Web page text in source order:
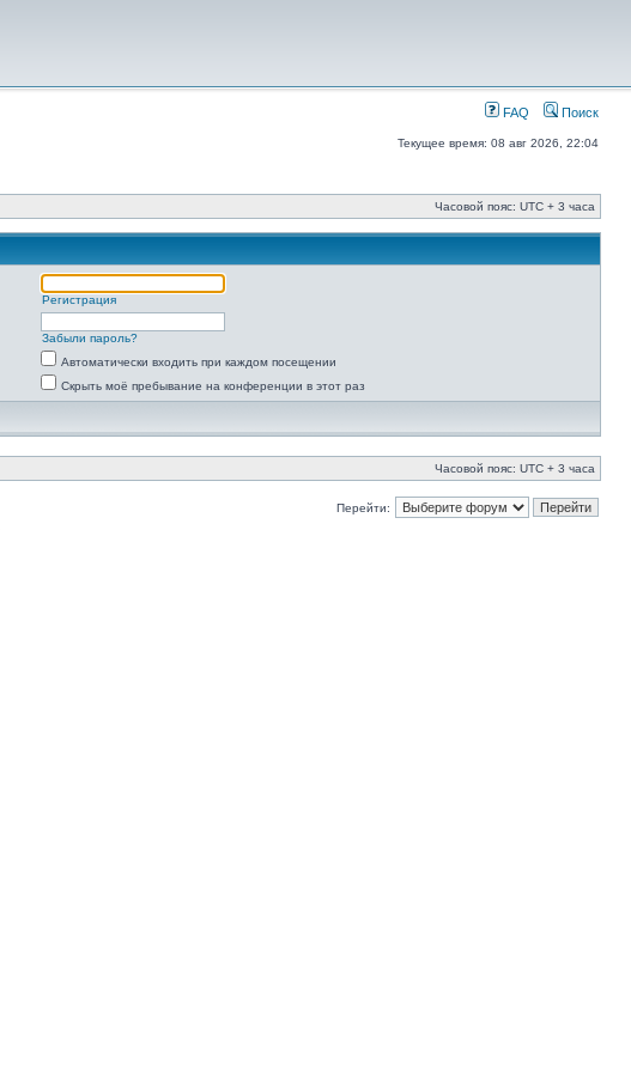
FAQ Поиск
Текущее время: 08 авг 2026, 22:04
Часовой пояс: UTC + 3 часа
Регистрация
Забыли пароль?
Автоматически входить при каждом посещении
Скрыть моё пребывание на конференции в этот раз
Часовой пояс: UTC + 3 часа
Перейти: